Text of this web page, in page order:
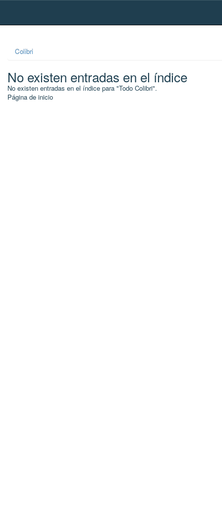
Skip
Colibri
No existen entradas en el índice
No existen entradas en el índice para "Todo Colibri".
Página de inicio